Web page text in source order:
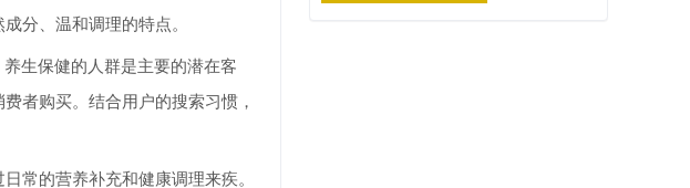
分、温和调理的特点。
生保健的人群是主要的潜在客
者购买。结合用户的搜索习惯，
常的营养补充和健康调理来疾。